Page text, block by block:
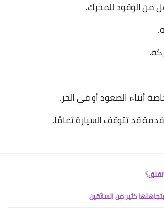
من الوقود للمحرك.
أثناء الصعود أو في الحر.
قد تتوقف السيارة تمامًا.
كثير من السائقين
16 مايو 2023
16 مايو 2023